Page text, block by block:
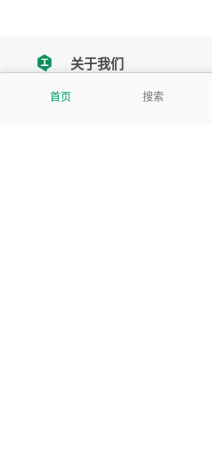
首页 搜索
tencent关于我们
我们努力把每一个工具做成批量处理